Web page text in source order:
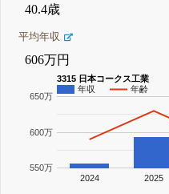
40.4歳
平均年収
606万円
3315 日本コークス工業
年収
年齢
2024 2025
550万
600万
650万